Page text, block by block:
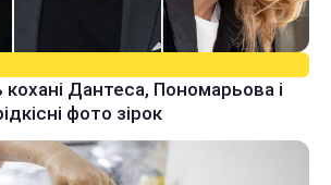
Дантеса, Пономарьова і
фото зірок